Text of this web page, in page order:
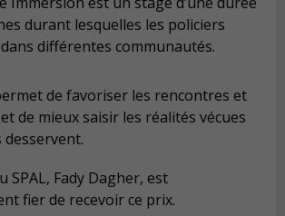
durant lesquelles les policiers
différentes communautés.
de favoriser les rencontres et
de mieux saisir les réalités vécues
desservent.
SPAL, Fady Dagher, est
fier de recevoir ce prix.